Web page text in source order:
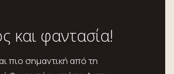
και φαντασία!
πιο σημαντική από τη